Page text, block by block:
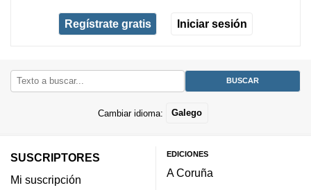
Regístrate gratis Iniciar sesión
Cambiar idioma: Galego
SUSCRIPTORES
Mi suscripción
EDICIONES
A Coruña